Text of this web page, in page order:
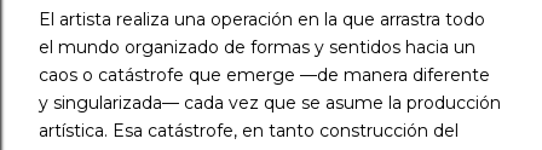
El artista realiza una operación en la que arrastra todo
el mundo organizado de formas y sentidos hacia un
caos o catástrofe que emerge —de manera diferente
y singularizada— cada vez que se asume la producción
artística. Esa catástrofe, en tanto construcción del